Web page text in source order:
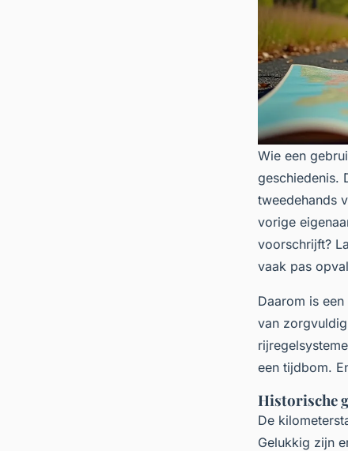
Wie een
geschiedenis.
tweedehands
vorige
voorschrijft?
vaak pas
Daarom is een
van
een tijdbom.
Historische
De
Gelukkig zijn